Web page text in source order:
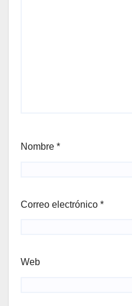
Nombre *
Correo electrónico *
Web